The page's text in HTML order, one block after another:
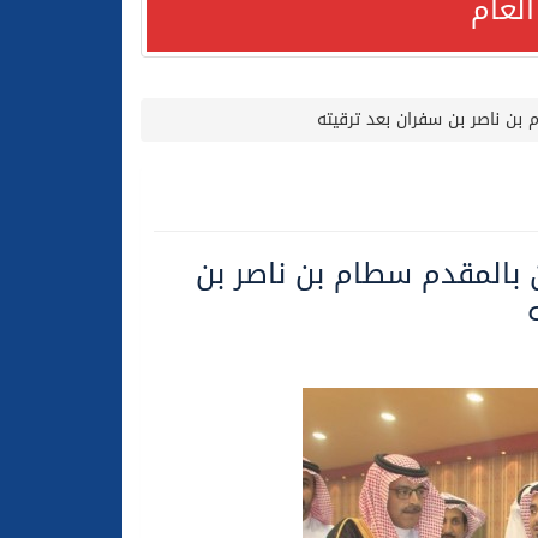
الحالي
ناصر بن سفران بعد ترقيته
سطام بن ناصر بن